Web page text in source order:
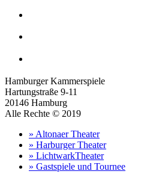
Hamburger Kammerspiele
Hartungstraße 9-11
20146 Hamburg
Alle Rechte © 2019
» Altonaer Theater
» Harburger Theater
» LichtwarkTheater
» Gastspiele und Tournee